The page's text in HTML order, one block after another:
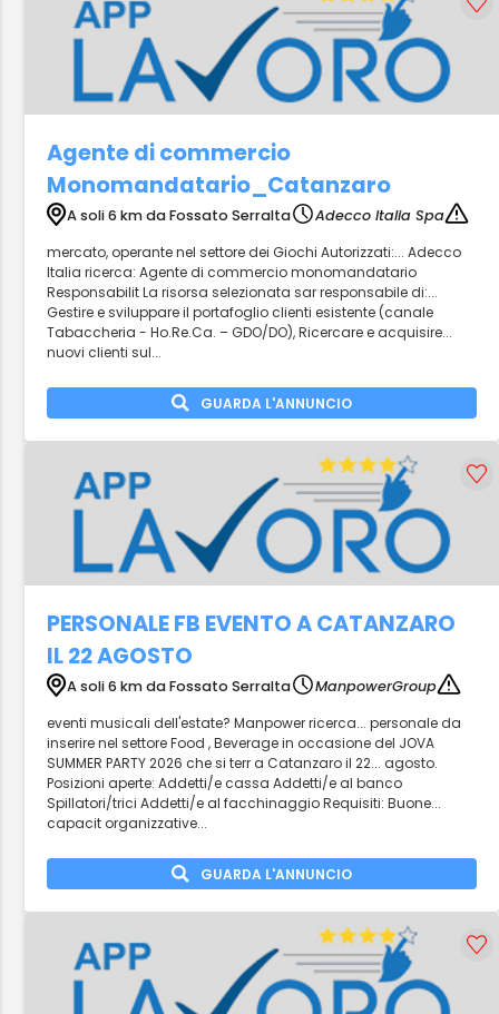
Agente di commercio
Monomandatario_Catanzaro
A soli 6 km da Fossato Serralta
Adecco Italia Spa
mercato, operante nel settore dei Giochi Autorizzati:... Adecco
Italia ricerca: Agente di commercio monomandatario
Responsabilit La risorsa selezionata sar responsabile di:...
Gestire e sviluppare il portafoglio clienti esistente (canale
Tabaccheria - Ho.Re.Ca. – GDO/DO), Ricercare e acquisire...
nuovi clienti sul...
GUARDA L'ANNUNCIO
PERSONALE FB EVENTO A CATANZARO
IL 22 AGOSTO
A soli 6 km da Fossato Serralta
ManpowerGroup
eventi musicali dell'estate? Manpower ricerca... personale da
inserire nel settore Food , Beverage in occasione del JOVA
SUMMER PARTY 2026 che si terr a Catanzaro il 22... agosto.
Posizioni aperte: Addetti/e cassa Addetti/e al banco
Spillatori/trici Addetti/e al facchinaggio Requisiti: Buone...
capacit organizzative...
GUARDA L'ANNUNCIO